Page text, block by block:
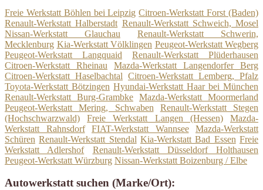
Freie Werkstatt Böhlen bei Leipzig Citroen-Werkstatt Forst (Baden)
Renault-Werkstatt Halberstadt Renault-Werkstatt Schweich, Mosel
Nissan-Werkstatt Glauchau
Renault-Werkstatt Schwerin,
Mecklenburg Kia-Werkstatt Völklingen Peugeot-Werkstatt Wegberg
Peugeot-Werkstatt Langquaid
Renault-Werkstatt Plüderhausen
Citroen-Werkstatt Rheinau
Mazda-Werkstatt Langendorfer Berg
Citroen-Werkstatt Haselbachtal Citroen-Werkstatt Lemberg, Pfalz
Toyota-Werkstatt Bötzingen Hyundai-Werkstatt Haar bei München
Renault-Werkstatt Burg-Grambke Mazda-Werkstatt Moormerland
Peugeot-Werkstatt Mering, Schwaben
Renault-Werkstatt Stegen
(Hochschwarzwald)
Freie Werkstatt Langen (Hessen)
Mazda-
Werkstatt Rahnsdorf
FIAT-Werkstatt Wannsee
Mazda-Werkstatt
Schüren Renault-Werkstatt Stendal Kia-Werkstatt Bad Essen Freie
Werkstatt Adlershof
Renault-Werkstatt Düsseldorf Holthausen
Peugeot-Werkstatt Würzburg Nissan-Werkstatt Boizenburg / Elbe
Autowerkstatt suchen (Marke/Ort):